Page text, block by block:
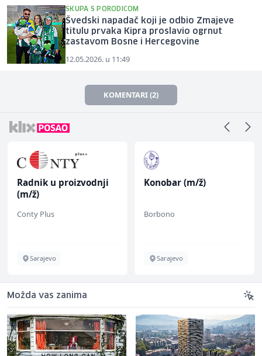
SKUPA S PORODICOM
Švedski napadač koji je odbio Zmajeve
titulu prvaka Kipra proslavio ogrnut
zastavom Bosne i Hercegovine
12.05.2026. u 11:49
KOMENTARI (2)
Radnik u proizvodnji
(m/ž)
Conty Plus
Sarajevo
Konobar (m/ž)
Borbono
Sarajevo
Možda vas zanima